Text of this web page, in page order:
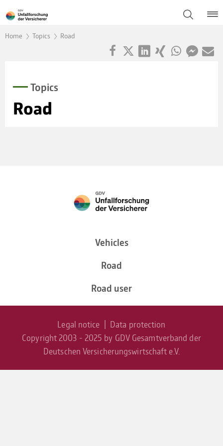
Home Topics Road
Topics
Road
Vehicles
Road
Road user
Legal notice | Data protec­tion
Copyright 2003 - 2025 by GDV Gesamtverband der
Deutschen Versicherungswirtschaft e.V.